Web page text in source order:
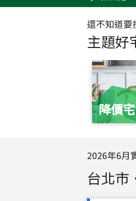
還不知道要
主題好
降價宅
2026年6月
台北市